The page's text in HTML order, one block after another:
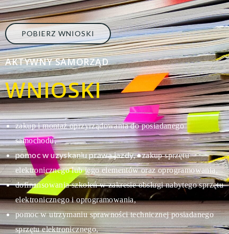
POBIERZ WNIOSKI
AKTYWNY SAMORZĄD
WNIOSKI
zakup i montaż oprzyrządowania do posiadanego
samochodu,
pomoc w uzyskaniu prawa jazdy,●zakup sprzętu
elektronicznego lub jego elementów oraz oprogramowania,
dofinansowania szkoleń w zakresie obsługi nabytego sprzętu
elektronicznego i oprogramowania,
pomoc w utrzymaniu sprawności technicznej posiadanego
sprzętu elektronicznego,